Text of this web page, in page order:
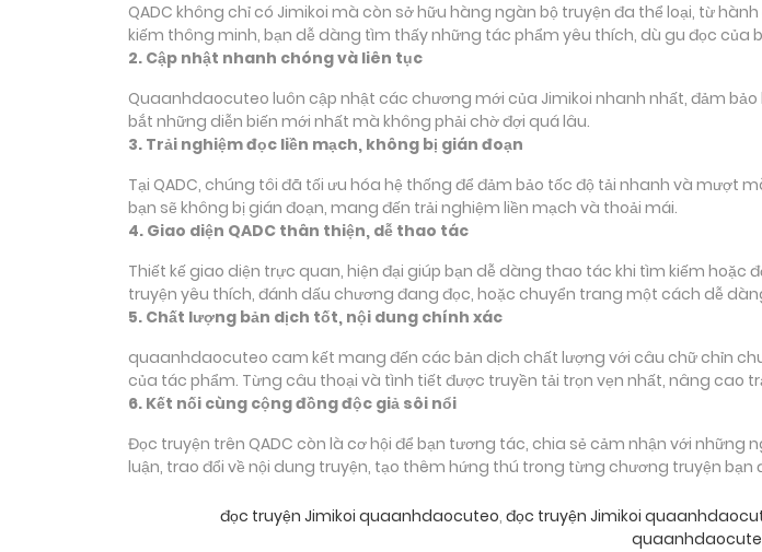
QADC không chỉ có Jimikoi mà còn sở hữu hàng ngàn bộ truyện đa thể loại, từ
kiếm thông minh, bạn dễ dàng tìm thấy những tác phẩm yêu thích, dù gu đọc của
2. Cập nhật nhanh chóng và liên tục
Quaanhdaocuteo luôn cập nhật các chương mới của Jimikoi nhanh nhất, đảm bảo
bắt những diễn biến mới nhất mà không phải chờ đợi quá lâu.
3. Trải nghiệm đọc liền mạch, không bị gián đoạn
Tại QADC, chúng tôi đã tối ưu hóa hệ thống để đảm bảo tốc độ tải nhanh và mượt
bạn sẽ không bị gián đoạn, mang đến trải nghiệm liền mạch và thoải mái.
4. Giao diện QADC thân thiện, dễ thao tác
Thiết kế giao diện trực quan, hiện đại giúp bạn dễ dàng thao tác khi tìm kiếm
truyện yêu thích, đánh dấu chương đang đọc, hoặc chuyển trang một cách dễ
5. Chất lượng bản dịch tốt, nội dung chính xác
quaanhdaocuteo cam kết mang đến các bản dịch chất lượng với câu chữ chỉn
của tác phẩm. Từng câu thoại và tình tiết được truyền tải trọn vẹn nhất, nâng cao
6. Kết nối cùng cộng đồng độc giả sôi nổi
Đọc truyện trên QADC còn là cơ hội để bạn tương tác, chia sẻ cảm nhận với
luận, trao đổi về nội dung truyện, tạo thêm hứng thú trong từng chương truyện bạn
đọc truyện Jimikoi quaanhdaocuteo, đọc truyện Jimikoi